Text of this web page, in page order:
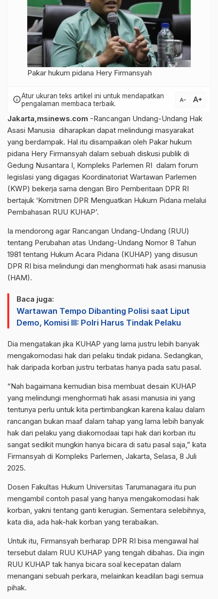
Pakar hukum pidana Hery Firmansyah
infoAtur ukuran teks artikel ini untuk mendapatkan
pengalaman membaca terbaik.
text_decrease text_increase
Jakarta,msinews.com -Rancangan Undang-Undang Hak
Asasi Manusia diharapkan dapat melindungi masyarakat
yang berdampak. Hal itu disampaikan oleh Pakar hukum
pidana Hery Firmansyah dalam sebuah diskusi publik di
Gedung Nusantara I, Kompleks Parlemen RI dalam forum
legislasi yang digagas Koordinatoriat Wartawan Parlemen
(KWP) bekerja sama dengan Biro Pemberitaan DPR RI
bertajuk ‘Komitmen DPR Menguatkan Hukum Pidana melalui
Pembahasan RUU KUHAP’.
Ia mendorong agar Rancangan Undang-Undang (RUU)
tentang Perubahan atas Undang-Undang Nomor 8 Tahun
1981 tentang Hukum Acara Pidana (KUHAP) yang disusun
DPR RI bisa melindungi dan menghormati hak asasi manusia
(HAM).
Baca juga:
Wartawan Tempo Dibanting Polisi saat Liput
Demo, Komisi III: Polri Harus Tindak Pelaku
Dia mengatakan jika KUHAP yang lama justru lebih banyak
mengakomodasi hak dari pelaku tindak pidana. Sedangkan,
hak daripada korban justru terbatas hanya pada satu pasal.
“Nah bagaimana kemudian bisa membuat desain KUHAP
yang melindungi menghormati hak asasi manusia ini yang
tentunya perlu untuk kita pertimbangkan karena kalau dalam
rancangan bukan maaf dalam tahap yang lama lebih banyak
hak dari pelaku yang diakomodaai tapi hak dari korban itu
sangat sedikit mungkin hanya bicara di satu pasal saja,” kata
Firmansyah di Kompleks Parlemen, Jakarta, Selasa, 8 Juli
2025.
Dosen Fakultas Hukum Universitas Tarumanagara itu pun
mengambil contoh pasal yang hanya mengakomodasi hak
korban, yakni tentang ganti kerugian. Sementara selebihnya,
kata dia, ada hak-hak korban yang terabaikan.
Untuk itu, Firmansyah berharap DPR RI bisa mengawal hal
tersebut dalam RUU KUHAP yang tengah dibahas. Dia ingin
RUU KUHAP tak hanya bicara soal kecepatan dalam
menangani sebuah perkara, melainkan keadilan bagi semua
pihak.